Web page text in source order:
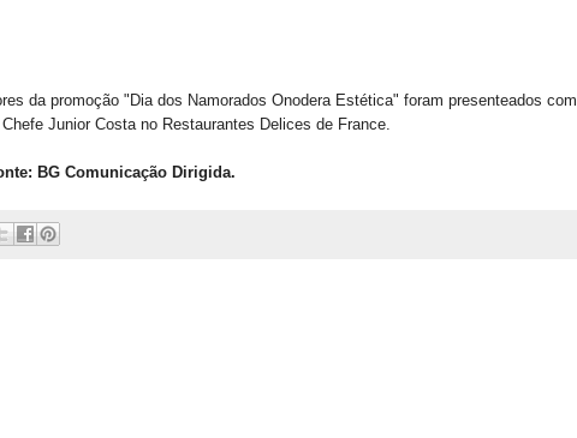
da promoção "Dia dos Namorados Onodera Estética" foram presenteados com
Junior Costa no Restaurantes Delices de France.
BG Comunicação Dirigida.